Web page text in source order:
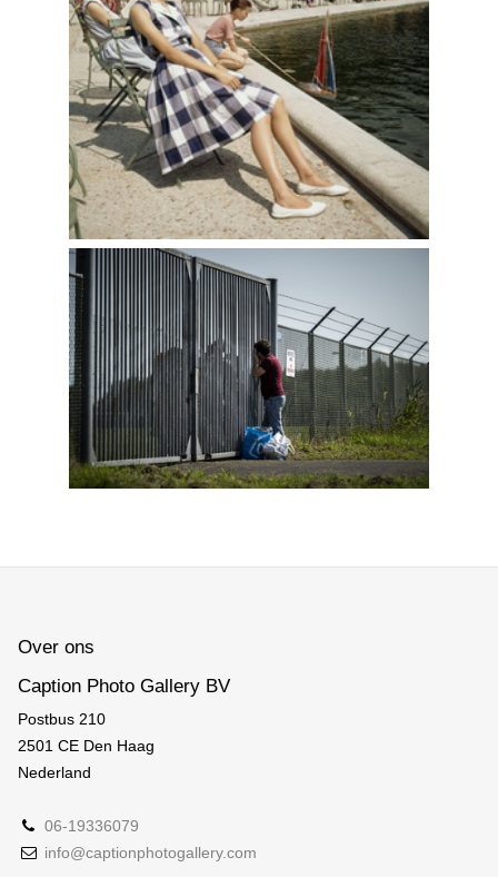
Over ons
Caption Photo Gallery BV
Postbus 210
2501 CE Den Haag
Nederland
06-19336079
info@captionphotogallery.com